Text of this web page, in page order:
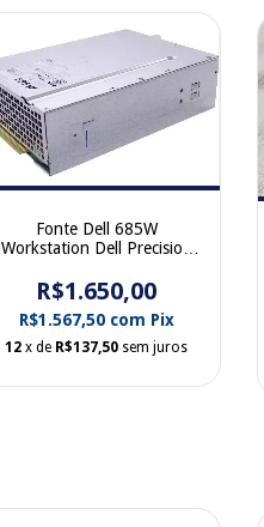
Fonte Dell 685W
Workstation Dell Precision
0K8CDY
R$1.650,00
R$1.567,50 com Pix
12 x de R$137,50 sem juros